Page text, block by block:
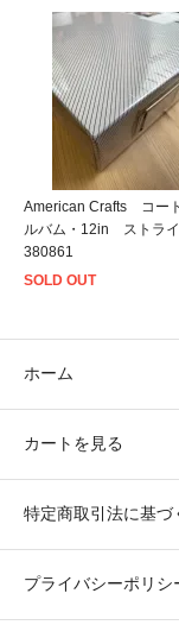
American Crafts コー
ルバム・12in ストラ
380861
SOLD OUT
ホーム
カートを見る
特定商取引法に基づ
プライバシーポリシ